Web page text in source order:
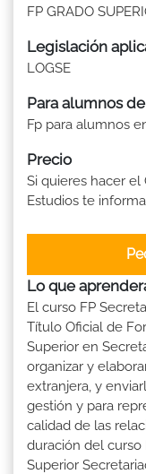
FP GRADO
Legislación
LOGSE
Para alumnos de
Fp para alumnos
Precio
Si quieres hacer el
Estudios te
Lo que
El curso FP
Título Oficial de
Superior en
organizar y
extranjera, y
gestión y para
calidad de las
duración del curso
Superior